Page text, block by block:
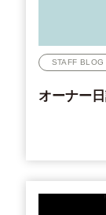
STAFF BLOG
オーナー